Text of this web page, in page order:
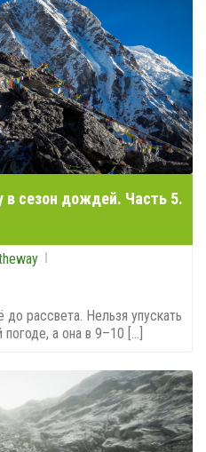
в сезон дождей. Часть 5.
рассвета. Нельзя упускать
а она в 9–10 [...]